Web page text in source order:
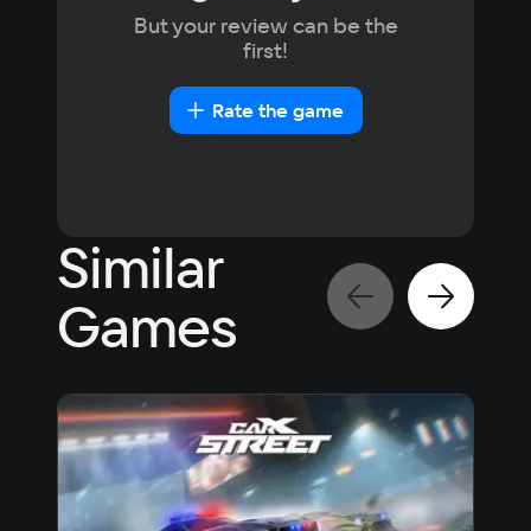
But your review can be the
first!
Rate the game
Similar
Games